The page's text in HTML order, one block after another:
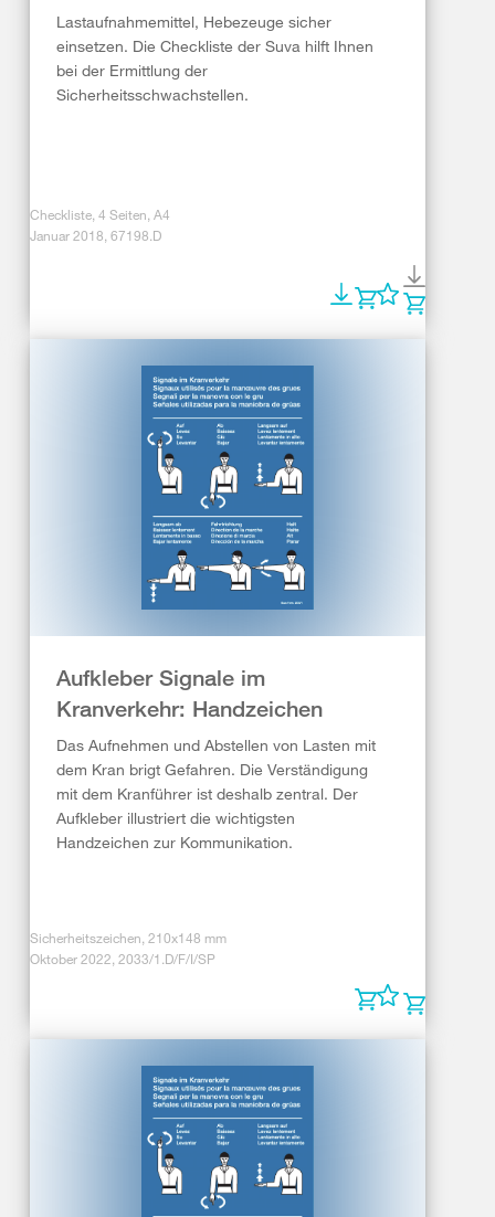
Lastaufnahmemittel, Hebezeuge sicher
einsetzen. Die Checkliste der Suva hilft Ihnen
bei der Ermittlung der
Sicherheitsschwachstellen.
Checkliste, 4 Seiten, A4
Januar 2018, 67198.D
Aufkleber Signale im
Kranverkehr: Handzeichen
Das Aufnehmen und Abstellen von Lasten mit
dem Kran brigt Gefahren. Die Verständigung
mit dem Kranführer ist deshalb zentral. Der
Aufkleber illustriert die wichtigsten
Handzeichen zur Kommunikation.
Sicherheitszeichen, 210x148 mm
Oktober 2022, 2033/1.D/F/I/SP